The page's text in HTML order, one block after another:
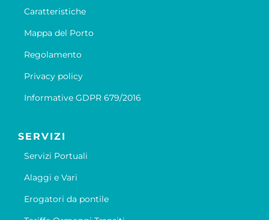
Caratteristiche
Mappa del Porto
Regolamento
Privacy policy
Informative GDPR 679/2016
SERVIZI
Servizi Portuali
Alaggi e Vari
Erogatori da pontile